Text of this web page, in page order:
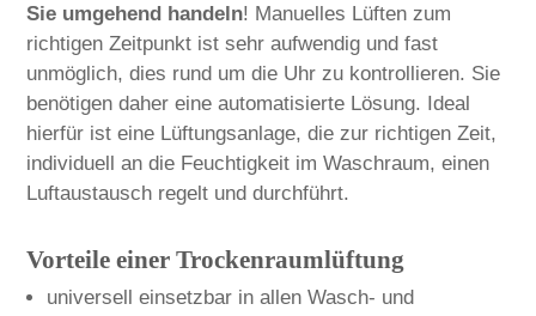
Sie umgehend handeln! Manuelles Lüften zum
richtigen Zeitpunkt ist sehr aufwendig und fast
unmöglich, dies rund um die Uhr zu kontrollieren. Sie
benötigen daher eine automatisierte Lösung. Ideal
hierfür ist eine Lüftungsanlage, die zur richtigen Zeit,
individuell an die Feuchtigkeit im Waschraum, einen
Luftaustausch regelt und durchführt.
Vorteile einer Trockenraumlüftung
universell einsetzbar in allen Wasch- und